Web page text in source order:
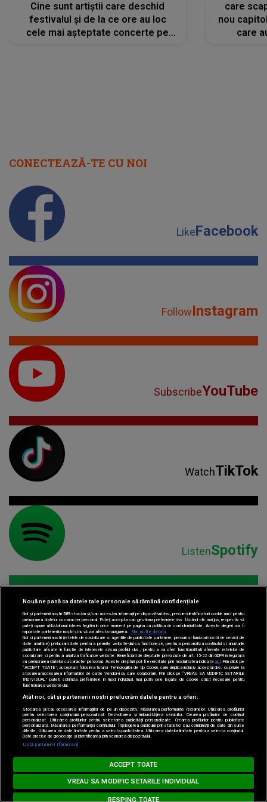
Cine sunt artiștii care deschid
festivalul și de la ce ore au loc
cele mai așteptate concerte pe
care
nou
care
CONECTEAZĂ-TE CU NOI
LikeFacebook
FollowInstagram
SubscribeYouTube
WatchTikTok
ListenSpotify
Parteneri:
Loading...
THE MOTANS & PADO&BELU - Tine-ma MinteTHE MOTANS &
Nouă ne pasă ca datele tale personale să rămână confidențiale
Noi și partenerii noștri589stocăm și/sau accesăm informații pe dispozitivul dvs., precum identificatorii cookie unici pentru
prelucrarea datelor cu caracter personal. Puteți accepta sau gestiona preferințele dvs. făcând clic mai jos, respectiv vă
puteți opune utilizării unui interes legitim în orice moment pe pagina cu politica de confidențialitate. Aceste alegeri vor fi
raportate partenerilor noștri și nu vă vor afecta navigarea.
Mai multe detalii
Noi si partenerii nostri (retelele de socializare si agentiile de publicitate partenere, precum si furnizorii nostri de servicii de
date analitice) prelucram date pentru a permite website-ului sa functioneze, pentru a personaliza continutul si anunturile
publicitare afisate in functie de interesele si/sau profilul dvs., pentru a va oferi functionalitati aferente retelelor de
socializare si pentru a analiza traficul pe website. Beneficiati de drepturile prevazute de art. 15-22 din GDPR in legatura
cu prelucrarea datelor cu caracter personal. Aceste drepturi pot fi exercitate prin modalitatea indicataaici . Prin click pe
“ACCEPT TOATE”, acceptati folosirea tuturor Tehnologiilor de tip Cookie, care implica inclusiv acceptul dvs. cu privire la
stocarea/accesarea informatiilor de catre Vendor-ii cu care colaboram. Prin click pe “VREAU SA MODIFIC SETARILE
INDIVIDUAL” puteti schimba preferintele in mod individual, mai putin cele legate de cookie strict necesare pentru
functionarea website-ului.
Atât noi, cât și partenerii noștri prelucrăm datele pentru a oferi:
Stocarea și/sau accesarea informațiilor de pe un dispozitiv. Măsurarea performanței reclamelor. Utilizarea profilurilor
pentru selectarea conținutului personalizat. Dezvoltarea și îmbunătățirea serviciilor. Crearea profilurilor de conținut
personalizat. Utilizarea profilurilor pentru selectarea publicității personalizate. Crearea profilurilor pentru publicitate
personalizată. Măsurarea performanței conținutului. Înțelegerea publicului prin statistici sau combinații de date din surse
diferite. Utilizarea de date limitate pentru a selecta publicitatea. Utilizarea datelor limitate pentru a selecta conținutul.
Date precise de geolocație și identificarea prin scanarea dispozitivului.
Listă parteneri (furnizori)
ACCEPT TOATE
RESPING TOATE
VREAU SA MODIFIC SETARILE INDIVIDUAL